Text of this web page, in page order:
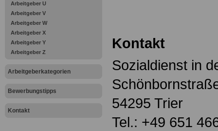
Arbeitgeber U
Arbeitgeber V
Arbeitgeber W
Arbeitgeber X
Arbeitgeber Y
Arbeitgeber Z
Arbeitgeberkategorien
Bewerbungstipps
Kontakt
Kontakt
Sozialdienst in
54295 Trier
Tel.: +49 651